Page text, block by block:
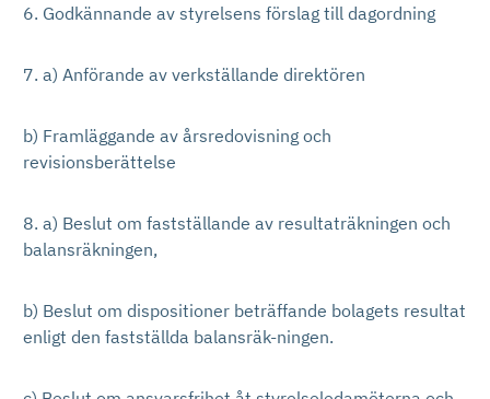
6. Godkännande av styrelsens förslag till dagordning
7. a) Anförande av verkställande direktören
b) Framläggande av årsredovisning och
revisionsberättelse
8. a) Beslut om fastställande av resultaträkningen och
balansräkningen,
b) Beslut om dispositioner beträffande bolagets resultat
enligt den fastställda balansräk-ningen.